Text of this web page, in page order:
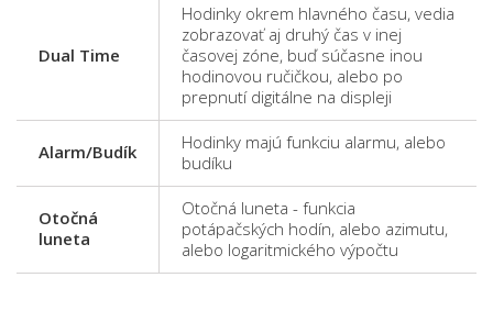
Dual Time
Hodinky okrem hlavného času, vedia
zobrazovať aj druhý čas v inej
časovej zóne, buď súčasne inou
hodinovou ručičkou, alebo po
prepnutí digitálne na displeji
Alarm/Budík
Hodinky majú funkciu alarmu, alebo
budíku
Otočná
luneta
Otočná luneta - funkcia
potápačských hodín, alebo azimutu,
alebo logaritmického výpočtu